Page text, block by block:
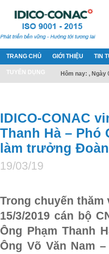
TRANG CHỦ GIỚI THIỆU TIN
TUYỂN DỤNG Hôm nay: , Ngày
IDICO-CONAC
Thanh Hà –
làm trưởng
19/03/19
Trong chuyến thăm
15/3/2019 cán bộ
Ông Phạm Thanh
Ông Võ Văn Nam